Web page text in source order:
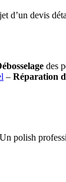
d’un devis
des
– Réparation
polish